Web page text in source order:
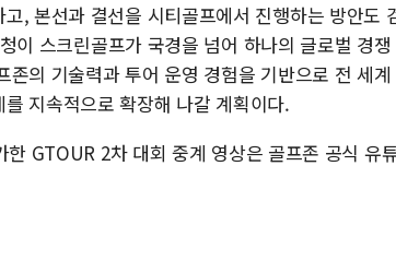
, 본선과 결선을 시티골프에서 진행하는 방안도
스크린골프가 국경을 넘어 하나의 글로벌 경
의 기술력과 투어 운영 경험을 기반으로 전 세
지속적으로 확장해 나갈 계획이다.
GTOUR 2차 대회 중계 영상은 골프존 공식 유